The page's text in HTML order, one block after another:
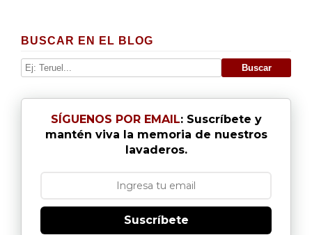
BUSCAR EN EL BLOG
SÍGUENOS POR EMAIL: Suscríbete y
mantén viva la memoria de nuestros
lavaderos.
Suscríbete